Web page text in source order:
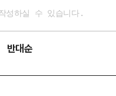
반대순